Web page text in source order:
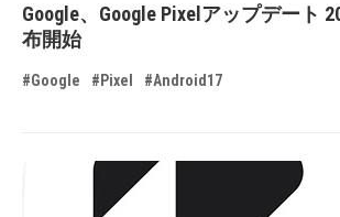
Google、Google Pixelアップデート
布開始
#Google #Pixel #Android17